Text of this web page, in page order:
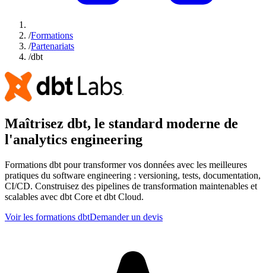
/Formations
/Partenariats
/dbt
Maîtrisez dbt, le standard moderne de
l'analytics engineering
Formations dbt pour transformer vos données avec les meilleures
pratiques du software engineering : versioning, tests, documentation,
CI/CD. Construisez des pipelines de transformation maintenables et
scalables avec dbt Core et dbt Cloud.
Voir les formations dbtDemander un devis